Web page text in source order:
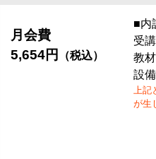
月会費
5,654円
（税込）
■内
受
教
設
上
が生